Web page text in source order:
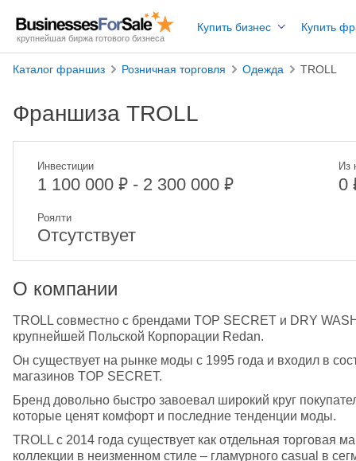
крупнейшая биржа готового бизнеса
Купить бизнес Купить
Каталог франшиз Розничная торговля Одежда TROLL
Франшиза TROLL
Инвестиции
1 100 000 ₽ - 2 300 000 ₽
Из
0
Роялти
Отсутствует
О компании
TROLL совместно с брендами TOP SECRET и DRY
крупнейшей Польской Корпорации Redan.
Он существует на рынке моды с 1995 года и входил в
магазинов TOP SECRET.
Бренд довольно быстро завоевал широкий круг
которые ценят комфорт и последние тенденции моды.
TROLL с 2014 года существует как отдельная торговая
коллекции в неизменном стиле – гламурного casual в